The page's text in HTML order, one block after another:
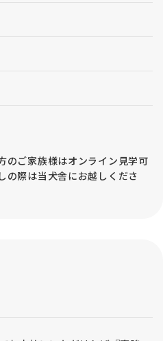
ご家族様はオンライン見学可
の際は当犬舎にお越しくださ
客様が犬舎に入室する事で体
とは避けたいです。
もおりますので、先住犬のご